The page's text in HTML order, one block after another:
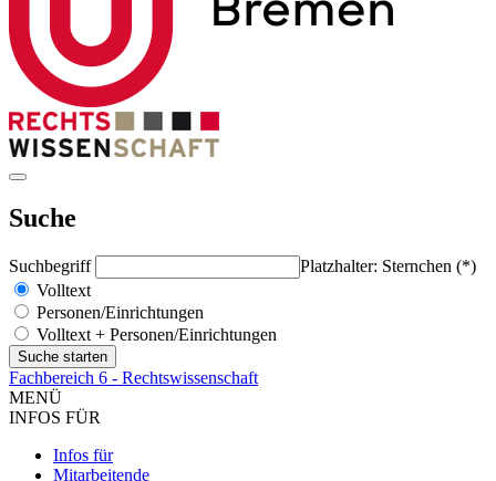
Suche
Suchbegriff
Platzhalter: Sternchen (*)
Volltext
Personen/Einrichtungen
Volltext + Personen/Einrichtungen
Fachbereich 6 - Rechtswissenschaft
MENÜ
INFOS FÜR
Infos für
Mitarbeitende